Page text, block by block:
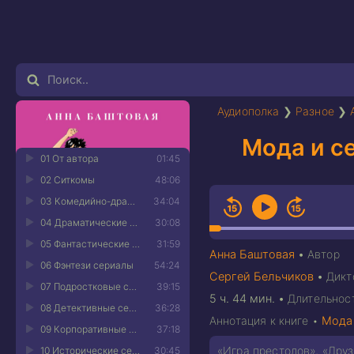
Аудиополка ❯ Разное ❯
Мода и
Анна Баштовая • Автор
Сергей Бельчиков •
5 ч. 44 мин. •
01:45
01 От автора
48:06
02 Ситкомы
34:04
03 Комедийно-драматические сериалы
30:08
04 Драматические сериалы
31:59
05 Фантастические сериалы
54:24
06 Фэнтези сериалы
39:15
07 Подростковые сериалы
36:28
08 Детективные сериалы
37:18
09 Корпоративные сериалы
30:45
10 Исторические сериалы
Аннотация к книге • Мода
«Игра престолов»,